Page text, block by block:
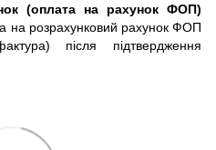
(оплата на рахунок ФОП)
на розрахунковий рахунок ФОП
після підтвердження